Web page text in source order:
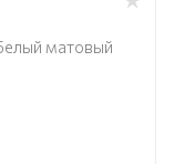
матовый